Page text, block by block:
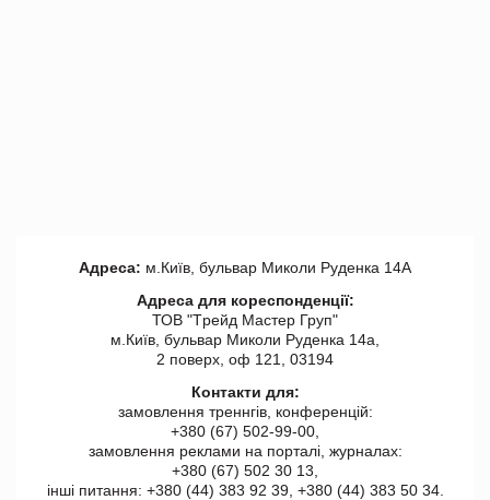
Адреса: м.Київ, бульвар Миколи Руденка 14А
Адреса для кореспонденції:
ТОВ "Tрейд Мастер Груп"
м.Київ, бульвар Миколи Руденка 14а,
2 поверх, оф 121, 03194
Контакти для:
замовлення треннгів, конференцій:
+380 (67) 502-99-00,
замовлення реклами на порталі, журналах:
+380 (67) 502 30 13,
інші питання: +380 (44) 383 92 39, +380 (44) 383 50 34.